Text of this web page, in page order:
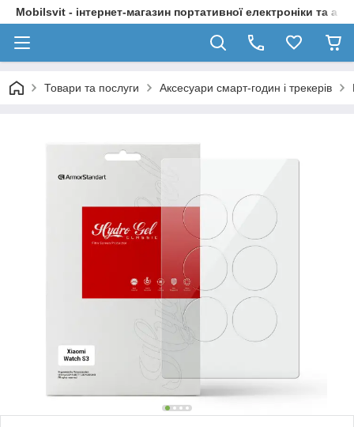
Mobilsvit - інтернет-магазин портативної електроніки та
Товари та послуги Аксесуари смарт-годин і трекерів